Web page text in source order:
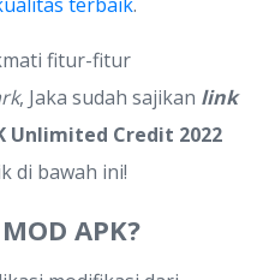
fitur-fitur
, Jaka sudah sajikan link
Unlimited Credit 2022
di bawah ini!
APK?